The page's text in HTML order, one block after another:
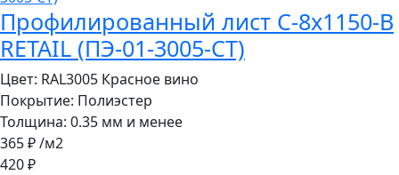
Профилированный лист С-8x1150-B
RETAIL (ПЭ-01-3005-СТ)
Цвет: RAL3005 Красное вино
Покрытие: Полиэстер
Толщина: 0.35 мм и менее
365 ₽/м2
420 ₽